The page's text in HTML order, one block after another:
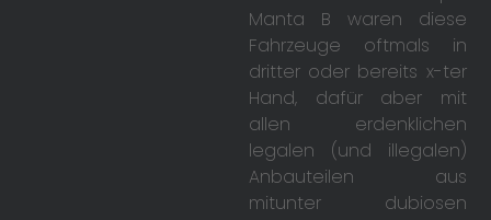
Manta B waren diese
Fahrzeuge oftmals in
dritter oder bereits x-ter
Hand, dafür aber mit
allen erdenklichen
legalen (und illegalen)
Anbauteilen aus
mitunter dubiosen